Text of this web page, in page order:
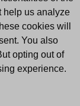
help us analyze
cookies will
You also
opting out of
experience.